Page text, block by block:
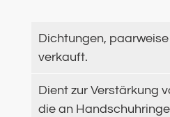
Dichtungen,
verkauft.
Dient zur Verstärkung
die an